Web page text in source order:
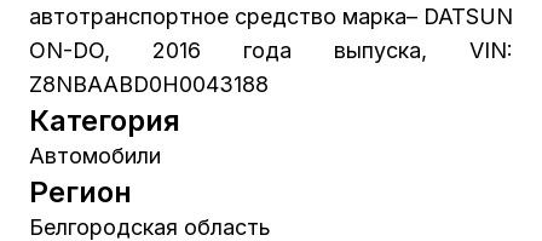
автотранспортное средство марка– DATSUN
ON-DO, 2016 года выпуска, VIN:
Z8NBAABD0H0043188
Категория
Автомобили
Регион
Белгородская область